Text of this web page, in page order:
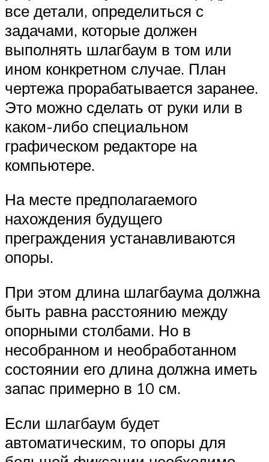
все детали, определиться с
задачами, которые должен
выполнять шлагбаум в том или
ином конкретном случае. План
чертежа прорабатывается заранее.
Это можно сделать от руки или в
каком-либо специальном
графическом редакторе на
компьютере.
На месте предполагаемого
нахождения будущего
преграждения устанавливаются
опоры.
При этом длина шлагбаума должна
быть равна расстоянию между
опорными столбами. Но в
несобранном и необработанном
состоянии его длина должна иметь
запас примерно в 10 см.
Если шлагбаум будет
автоматическим, то опоры для